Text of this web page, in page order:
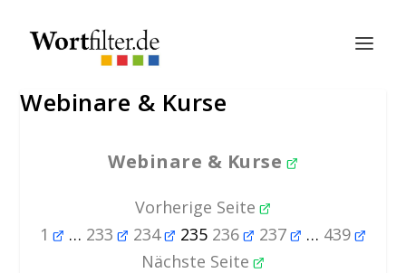
Webinare & Kurse
Webinare & Kurse
Vorherige Seite
1
… 233 234 235 236 237 … 439
Nächste Seite